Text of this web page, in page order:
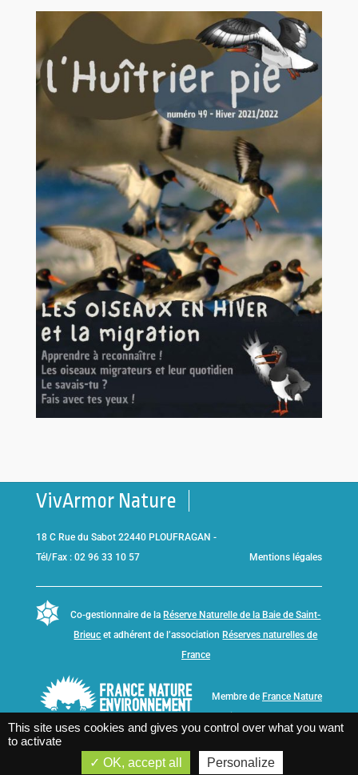
VivArmor Nature
18 C Rue du Sabot 22440 PLOUFRAGAN -
Tél/Fax : 02 96 33 10 57
Mentions légales
Co-gestionnaire de la Réserve Naturelle de la Baie de Saint-
Brieuc et adhérent de l’association Réserves naturelles de
France
Membre de France Nature
Partager cette page
This site uses cookies and gives you control over what you want
to activate
OK, accept all
Personalize